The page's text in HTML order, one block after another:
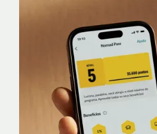
Nomad Lounge
Sala VIP no Aeroporto de